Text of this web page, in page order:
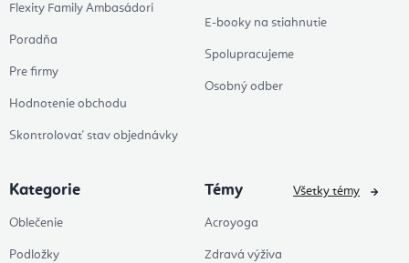
Flexity Family Ambasádori
Poradňa
Pre firmy
Hodnotenie obchodu
Skontrolovať stav objednávky
E-booky na stiahnutie
Spolupracujeme
Osobný odber
Kategorie
Oblečenie
Podložky
Témy
Acroyoga
Zdravá výživa
Všetky témy